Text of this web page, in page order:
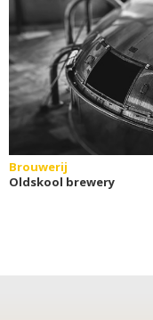
Brouwerij
Oldskool brewery